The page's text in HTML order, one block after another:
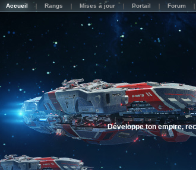
Accueil Rangs Mises à jour Portail Forum
Développe ton empire,